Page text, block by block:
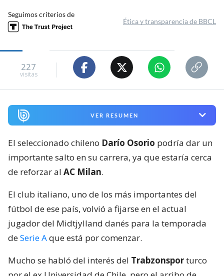
Seguimos criterios de
Ética y transparencia de BBCL
227
visitas
VER RESUMEN
El seleccionado chileno Darío Osorio podría dar un
importante salto en su carrera, ya que estaría cerca
de reforzar al AC Milan.
El club italiano, uno de los más importantes del
fútbol de ese país, volvió a fijarse en el actual
jugador del Midtjylland danés para la temporada
deSerie Aque está por comenzar.
Mucho se habló del interés del Trabzonsporturco